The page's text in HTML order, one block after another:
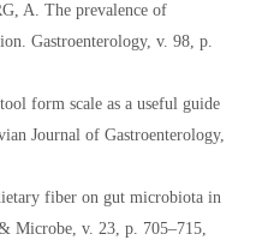
A. The prevalence of
Gastroenterology, v. 98, p.
form scale as a useful guide
Journal of Gastroenterology,
fiber on gut microbiota in
Microbe, v. 23, p. 705–715,